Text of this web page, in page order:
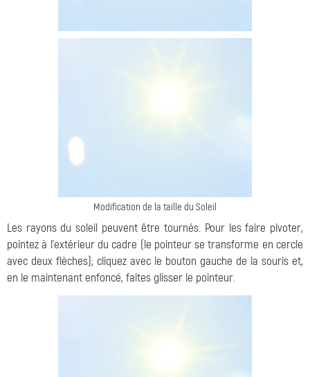
Modification de la taille du Soleil
Les rayons du soleil peuvent être tournés. Pour les faire pivoter,
pointez à l'extérieur du cadre (le pointeur se transforme en cercle
avec deux flèches); cliquez avec le bouton gauche de la souris et,
en le maintenant enfoncé, faites glisser le pointeur.